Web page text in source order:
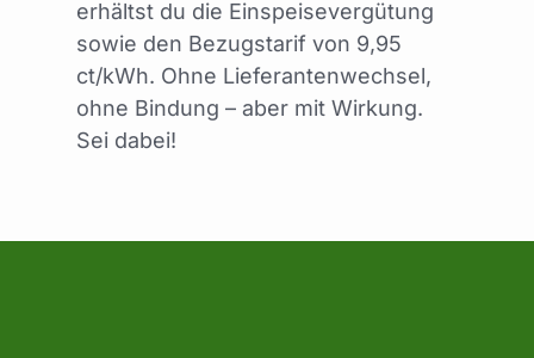
erhältst du die Einspeisevergütung
sowie den Bezugstarif von 9,95
ct/kWh. Ohne Lieferantenwechsel,
ohne Bindung – aber mit Wirkung.
Sei dabei!